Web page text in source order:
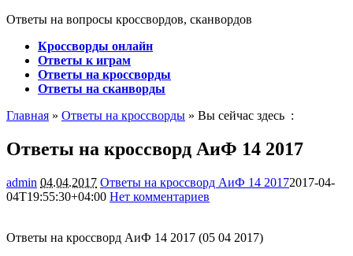
Ответы на вопросы кроссвордов, сканвордов
Кроссворды онлайн
Ответы к играм
Ответы на кроссворды
Ответы на сканворды
Главная » Ответы на кроссворды » Вы сейчас здесь :
Ответы на кроссворд АиФ 14 2017
admin 04.04.2017 Ответы на кроссворд АиФ 14 20172017-04-
04T19:55:30+04:00 Нет комментариев
Ответы на кроссворд АиФ 14 2017 (05 04 2017)